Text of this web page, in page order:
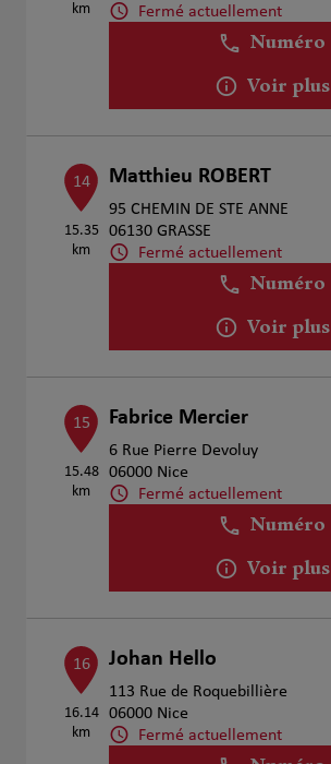
km
Fermé actuellement
Numéro
Voir plus
14
15.35
km
Matthieu ROBERT
95 CHEMIN DE STE ANNE
06130 GRASSE
Fermé actuellement
Numéro
Voir plus
15
15.48
km
Fabrice Mercier
6 Rue Pierre Devoluy
06000 Nice
Fermé actuellement
Numéro
Voir plus
16
16.14
km
Johan Hello
113 Rue de Roquebillière
06000 Nice
Fermé actuellement